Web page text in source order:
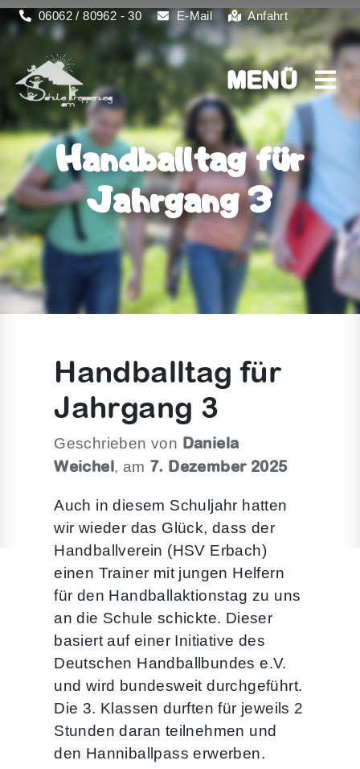
06062 / 80962 - 30 E-Mail Anfahrt
MENÜ
MENÜ
Handballtag für
Jahrgang 3
Handballtag für
Jahrgang 3
Geschrieben von Daniela
Weichel, am 7. Dezember 2025
Auch in diesem Schuljahr hatten
wir wieder das Glück, dass der
Handballverein (HSV Erbach)
einen Trainer mit jungen Helfern
für den Handballaktionstag zu uns
an die Schule schickte. Dieser
basiert auf einer Initiative des
Deutschen Handballbundes e.V.
und wird bundesweit durchgeführt.
Die 3. Klassen durften für jeweils 2
Stunden daran teilnehmen und
den Hanniballpass erwerben.